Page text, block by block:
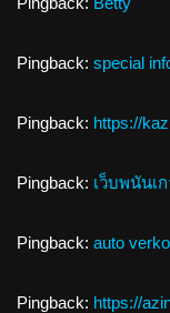
Pingback: special
Pingback: https://
Pingback: เว็บพนันเ
Pingback: auto
Pingback: https://